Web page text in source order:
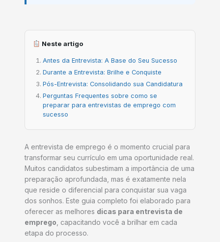
Neste artigo
Antes da Entrevista: A Base do Seu Sucesso
Durante a Entrevista: Brilhe e Conquiste
Pós-Entrevista: Consolidando sua Candidatura
Perguntas Frequentes sobre como se
preparar para entrevistas de emprego com
sucesso
A entrevista de emprego é o momento crucial para
transformar seu currículo em uma oportunidade real.
Muitos candidatos subestimam a importância de uma
preparação aprofundada, mas é exatamente nela
que reside o diferencial para conquistar sua vaga
dos sonhos. Este guia completo foi elaborado para
oferecer as melhores dicas para entrevista de
emprego , capacitando você a brilhar em cada
etapa do processo.